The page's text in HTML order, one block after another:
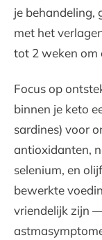
je behandeling,
met het
tot 2 weken om
Focus op
binnen je keto
sardines) voor
antioxidanten,
selenium, en
bewerkte
vriendelijk zijn